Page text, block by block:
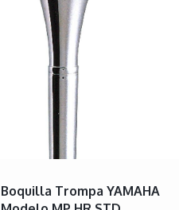
Boquilla Trompa YAMAHA